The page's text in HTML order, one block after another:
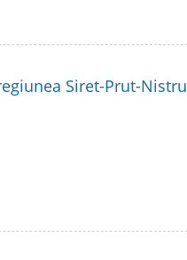
Siret-Prut-Nistru